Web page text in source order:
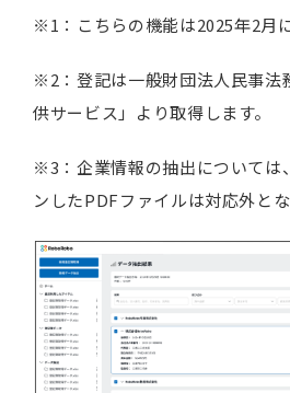
※1：こちらの機能は2025年2月
※2：登記は一般財団法人民事法
供サービス」より取得します。
※3：企業情報の抽出については
ンしたPDFファイルは対応外とな